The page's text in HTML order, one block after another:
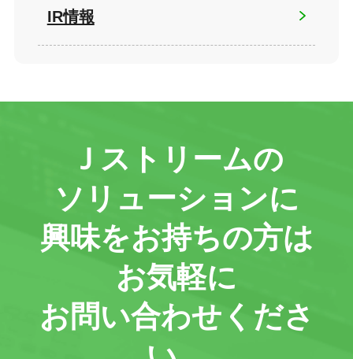
IR情報
Ｊストリームの
ソリューションに
興味をお持ちの方は
お気軽に
お問い合わせくださ